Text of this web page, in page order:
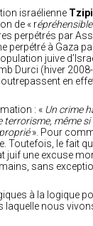
israélienne
de « r
perpétrés par
perpétré à Gaza
juive
Durci (hiver
outrepassent en
: « Un crime
terrorisme, même
». Pour
le fait
juif une excuse
sans
à la logique
laquelle nous